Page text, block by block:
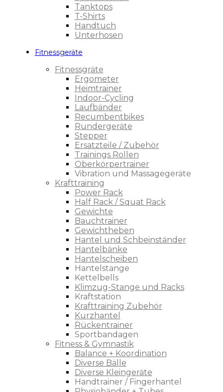
Tanktops
T-Shirts
Handtuch
Unterhosen
Fitnessgeräte
Fitnessgräte
Ergometer
Heimtrainer
Indoor-Cycling
Laufbänder
Recumbentbikes
Rundergeräte
Stepper
Ersatzteile / Zubehör
Trainings Rollen
Oberkörpertrainer
Vibration und Massagegeräte
Krafttraining
Power Rack
Half Rack / Squat Rack
Gewichte
Bauchtrainer
Gewichtheben
Hantel und Schbeinständer
Hantelbänke
Hantelscheiben
Hantelstange
Kettelbells
Klimzug-Stange und Racks
Kraftstation
Krafttraining Zubehör
Kurzhantel
Rückentrainer
Sportbandagen
Fitness & Gymnastik
Balance + Koordination
Diverse Bälle
Diverse Kleingeräte
Handtrainer / Fingerhantel